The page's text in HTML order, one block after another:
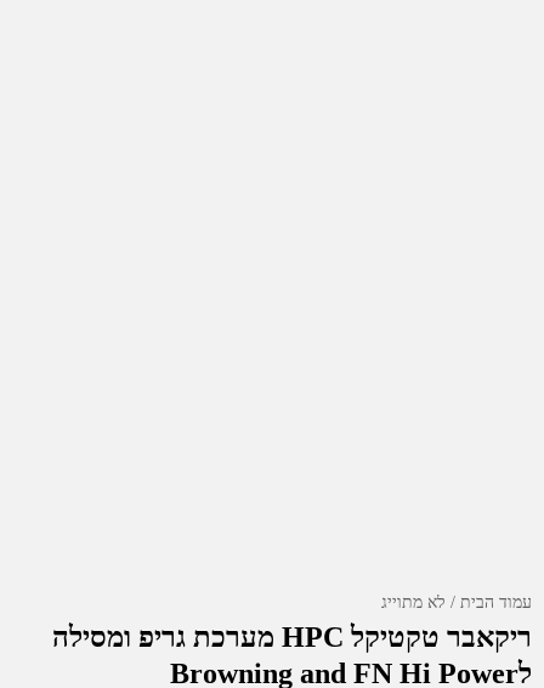
עמוד הבית לא מתוייג
ריקאבר טקטיקל HPC מערכת גריפ ומסילה
לBrowning and FN Hi Power